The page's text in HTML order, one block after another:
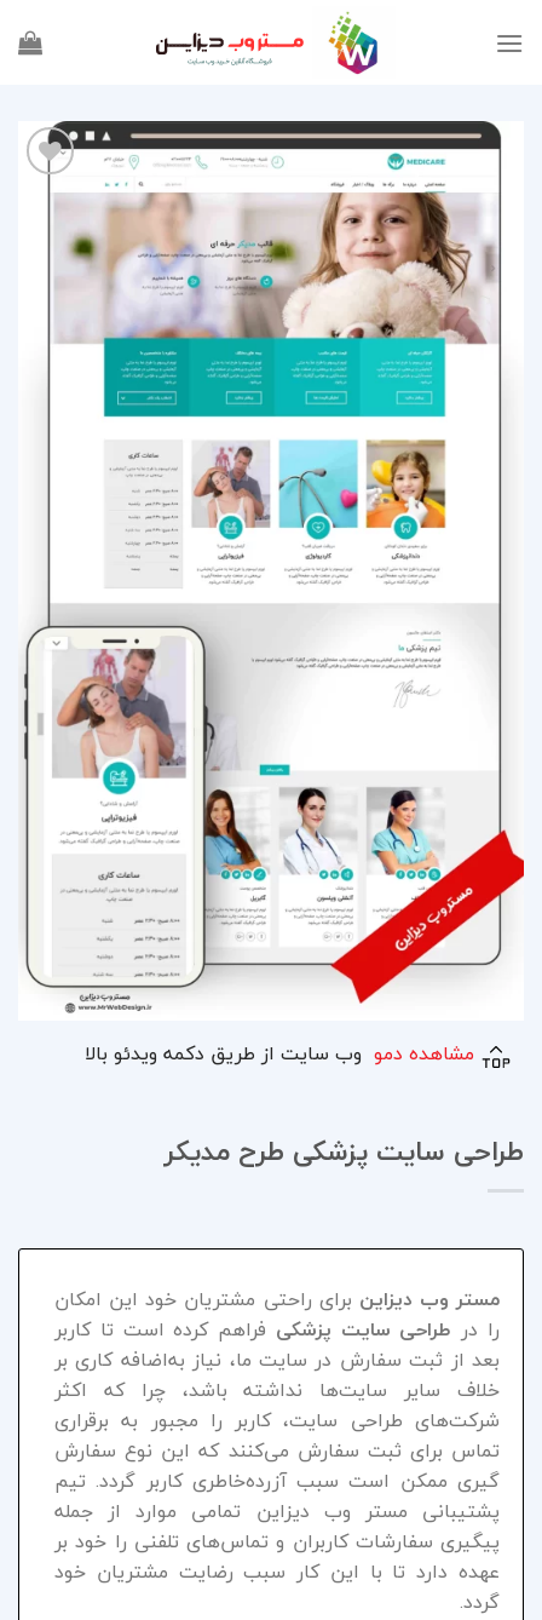
افزودن
مشاهده دمو وب سایت از طریق دکمه ویدئو بالا
طراحی سایت پزشکی طرح مدیکر
مستر وب دیزاین برای راحتی مشتریان خود این امکان
را در طراحی سایت پزشکی فراهم کرده است تا کاربر
بعد از ثبت سفارش در سایت ما، نیاز به‌اضافه کاری بر
خلاف سایر سایت‌ها نداشته باشد، چرا که اکثر
شرکت‌های طراحی سایت، کاربر را مجبور به برقراری
تماس برای ثبت سفارش می‌کنند که این نوع سفارش
گیری ممکن است سبب آزرده‌خاطری کاربر گردد. تیم
پشتیبانی مستر وب دیزاین تمامی موارد از جمله
پیگیری سفارشات کاربران و تماس‌های تلفنی را خود بر
عهده دارد تا با این کار سبب رضایت مشتریان خود
گردد.